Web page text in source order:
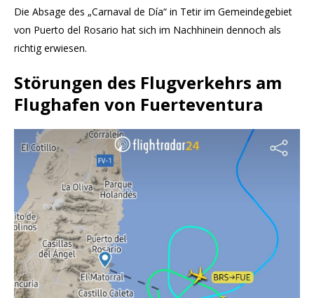
Die Absage des „Carnaval de Día“ in Tetir im Gemeindegebiet
von Puerto del Rosario hat sich im Nachhinein dennoch als
richtig erwiesen.
Störungen des Flugverkehrs am
Flughafen von Fuerteventura